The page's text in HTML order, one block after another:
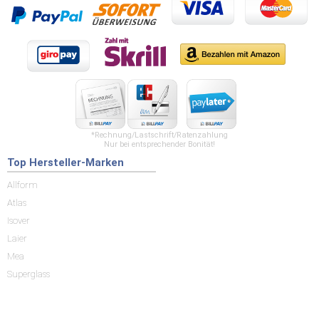
*Rechnung/Lastschrift/Ratenzahlung
Nur bei entsprechender Bonität!
Top Hersteller-Marken
Allform
Atlas
Isover
Laier
Mea
Superglass